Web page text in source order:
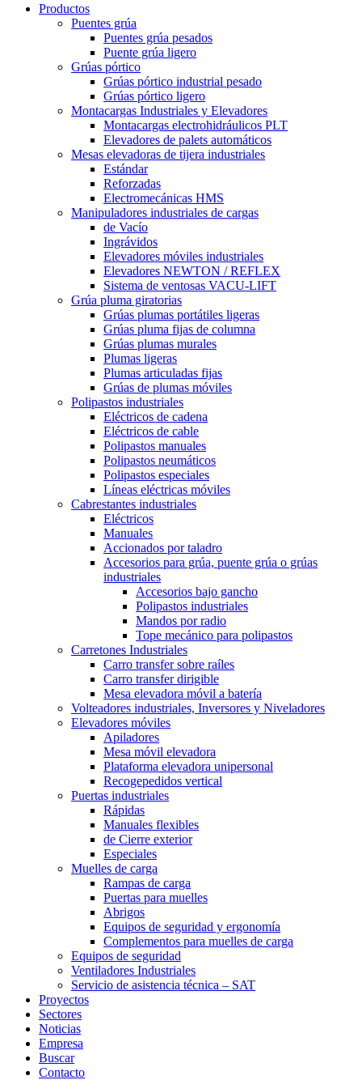
Productos
Puentes grúa
Puentes grúa pesados
Puente grúa ligero
Grúas pórtico
Grúas pórtico industrial pesado
Grúas pórtico ligero
Montacargas Industriales y Elevadores
Montacargas electrohidráulicos PLT
Elevadores de palets automáticos
Mesas elevadoras de tijera industriales
Estándar
Reforzadas
Electromecánicas HMS
Manipuladores industriales de cargas
de Vacío
Ingrávidos
Elevadores móviles industriales
Elevadores NEWTON / REFLEX
Sistema de ventosas VACU-LIFT
Grúa pluma giratorias
Grúas plumas portátiles ligeras
Grúas pluma fijas de columna
Grúas plumas murales
Plumas ligeras
Plumas articuladas fijas
Grúas de plumas móviles
Polipastos industriales
Eléctricos de cadena
Eléctricos de cable
Polipastos manuales
Polipastos neumáticos
Polipastos especiales
Líneas eléctricas móviles
Cabrestantes industriales
Eléctricos
Manuales
Accionados por taladro
Accesorios para grúa, puente grúa o grúas
industriales
Accesorios bajo gancho
Polipastos industriales
Mandos por radio
Tope mecánico para polipastos
Carretones Industriales
Carro transfer sobre raíles
Carro transfer dirigible
Mesa elevadora móvil a batería
Volteadores industriales, Inversores y Niveladores
Elevadores móviles
Apiladores
Mesa móvil elevadora
Plataforma elevadora unipersonal
Recogepedidos vertical
Puertas industriales
Rápidas
Manuales flexibles
de Cierre exterior
Especiales
Muelles de carga
Rampas de carga
Puertas para muelles
Abrigos
Equipos de seguridad y ergonomía
Complementos para muelles de carga
Equipos de seguridad
Ventiladores Industriales
Servicio de asistencia técnica – SAT
Proyectos
Sectores
Noticias
Empresa
Buscar
Contacto